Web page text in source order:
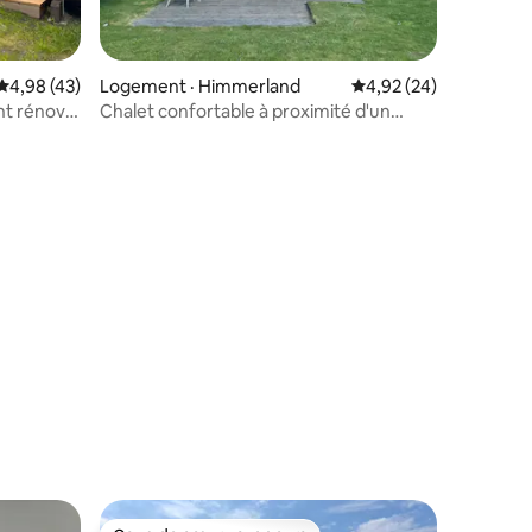
moyenne de 4,98 sur 5, 43 commentaires
4,98 (43)
rénové,
Logement · Himmerland Note moyenne de
4,92 (24)
Chalet confortable à proximité d'un